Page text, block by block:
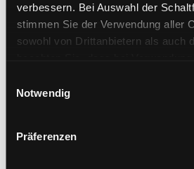
verbessern. Bei Auswahl der
stimmen Sie der Verwendung aller
sowohl von Drittanbietern als auch
unsicheren Drittländern (Länder
adäquates Datenschutzniveau)
Zusammenhang können aktuell
vollständig ausgeschlossen
Notwendig
Präferenzen
Exemplare
Zweigstelle:Bibliothek digital
Status:
Mediengruppe: